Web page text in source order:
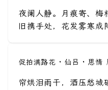
夜阑人静。月痕寄、梅
旧携手处，花发雾寒
促拍满路花 · 仙吕 · 思情
帘烘泪雨干，酒压愁城